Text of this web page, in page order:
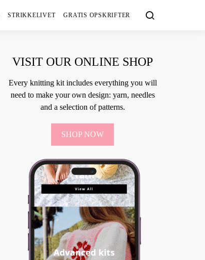
STRIKKELIVET GRATIS OPSKRIFTER
VISIT OUR ONLINE SHOP
Every knitting kit includes everything you will
need to make your own design: yarn, needles
and a selection of patterns.
SHOP NOW